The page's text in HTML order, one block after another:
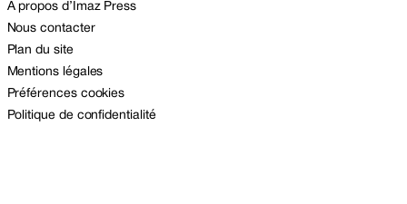
A propos d’Imaz Press
Nous contacter
Plan du site
Mentions légales
Préférences cookies
Politique de confidentialité